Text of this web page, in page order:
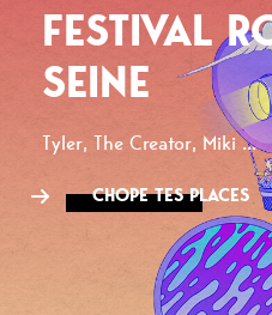
FESTIVAL
SEINE
Tyler, The Creator, Miki ...
CHOPE TES PLACES